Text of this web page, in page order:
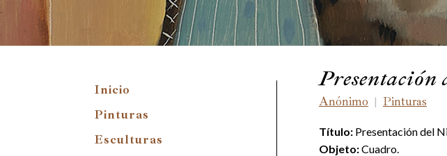
Inicio
Pinturas
Esculturas
Presentación
Anónimo | Pinturas
Título: Presentación del
Objeto:Cuadro.